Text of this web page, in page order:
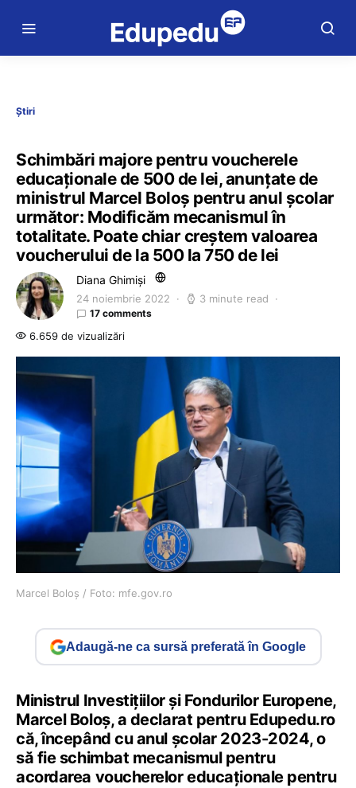
Știri
Schimbări majore pentru voucherele
educaționale de 500 de lei, anunțate de
ministrul Marcel Boloș pentru anul școlar
următor: Modificăm mecanismul în
totalitate. Poate chiar creștem valoarea
voucherului de la 500 la 750 de lei
Diana Ghimiși
24 noiembrie 2022 3 minute read
17 comments
6.659 de vizualizări
Marcel Boloș / Foto: mfe.gov.ro
Adaugă-ne ca sursă preferată în Google
Ministrul Investițiilor și Fondurilor Europene,
Marcel Boloș, a declarat pentru Edupedu.ro
că, începând cu anul școlar 2023-2024, o
să fie schimbat mecanismul pentru
acordarea voucherelor educaționale pentru